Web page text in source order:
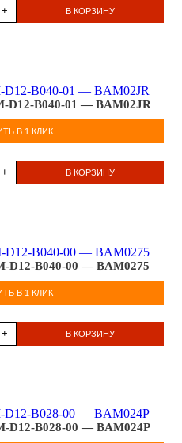
+ В КОРЗИНУ
D12-B040-01 — BAM02JR
В 1 КЛИК
+ В КОРЗИНУ
D12-B040-00 — BAM0275
В 1 КЛИК
+ В КОРЗИНУ
D12-B028-00 — BAM024P